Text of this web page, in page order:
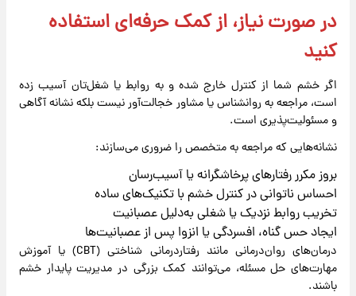
در صورت نیاز، از کمک حرفه‌ای استفاده
کنید
اگر خشم شما از کنترل خارج شده و به روابط یا شغل‌تان آسیب زده
است، مراجعه به روانشناس یا مشاور خجالت‌آور نیست بلکه نشانه آگاهی
و مسئولیت‌پذیری است.
نشانه‌هایی که مراجعه به متخصص را ضروری می‌سازند:
بروز مکرر رفتارهای پرخاشگرانه یا آسیب‌رسان
احساس ناتوانی در کنترل خشم با تکنیک‌های ساده
تخریب روابط نزدیک یا شغلی به‌دلیل عصبانیت
ایجاد حس گناه، افسردگی یا انزوا پس از عصبانیت‌ها
درمان‌های روان‌درمانی مانند رفتاردرمانی شناختی (CBT) یا آموزش
مهارت‌های حل مسئله، می‌توانند کمک بزرگی در مدیریت پایدار خشم
باشند.